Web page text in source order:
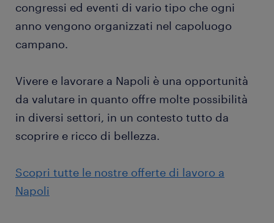
congressi ed eventi di vario tipo che ogni
anno vengono organizzati nel capoluogo
campano.
Vivere e lavorare a Napoli è una opportunità
da valutare in quanto offre molte possibilità
in diversi settori, in un contesto tutto da
scoprire e ricco di bellezza.
Scopri tutte le nostre offerte di lavoro a
Napoli